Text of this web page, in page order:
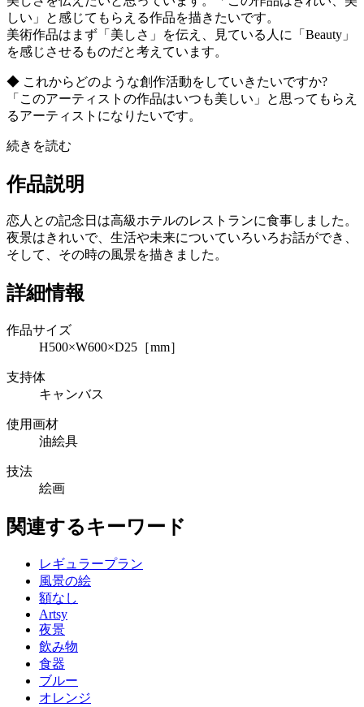
しい」と感じてもらえる作品を描きたいです。
美術作品はまず「美しさ」を伝え、見ている人に「Beauty」
を感じさせるものだと考えています。
◆ これからどのような創作活動をしていきたいですか?
「このアーティストの作品はいつも美しい」と思ってもらえ
るアーティストになりたいです。
続きを読む
作品説明
恋人との記念日は高級ホテルのレストランに食事しました。
夜景はきれいで、生活や未来についていろいろお話ができ、
そして、その時の風景を描きました。
詳細情報
作品サイズ
H500×W600×D25［mm］
支持体
キャンバス
使用画材
油絵具
技法
絵画
関連するキーワード
レギュラープラン
風景の絵
額なし
Artsy
夜景
飲み物
食器
ブルー
オレンジ